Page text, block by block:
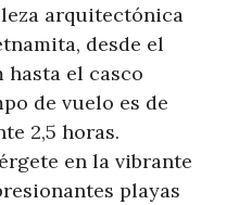
arquitectónica
desde el
hasta el casco
de vuelo es de
2,5 horas.
en la vibrante
playas